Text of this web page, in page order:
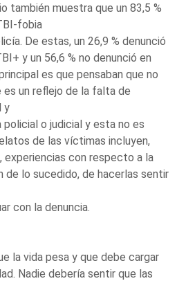
también muestra que un 83,5 %
fobia
De estas, un 26,9 % denunció
y un 56,6 % no denunció en
es que pensaban que no
es un reflejo de la falta de
y
o judicial y esta no es
de las víctimas incluyen,
experiencias con respecto a la
de lo sucedido, de hacerlas sentir
con la denuncia.
la vida pesa y que debe cargar
Nadie debería sentir que las